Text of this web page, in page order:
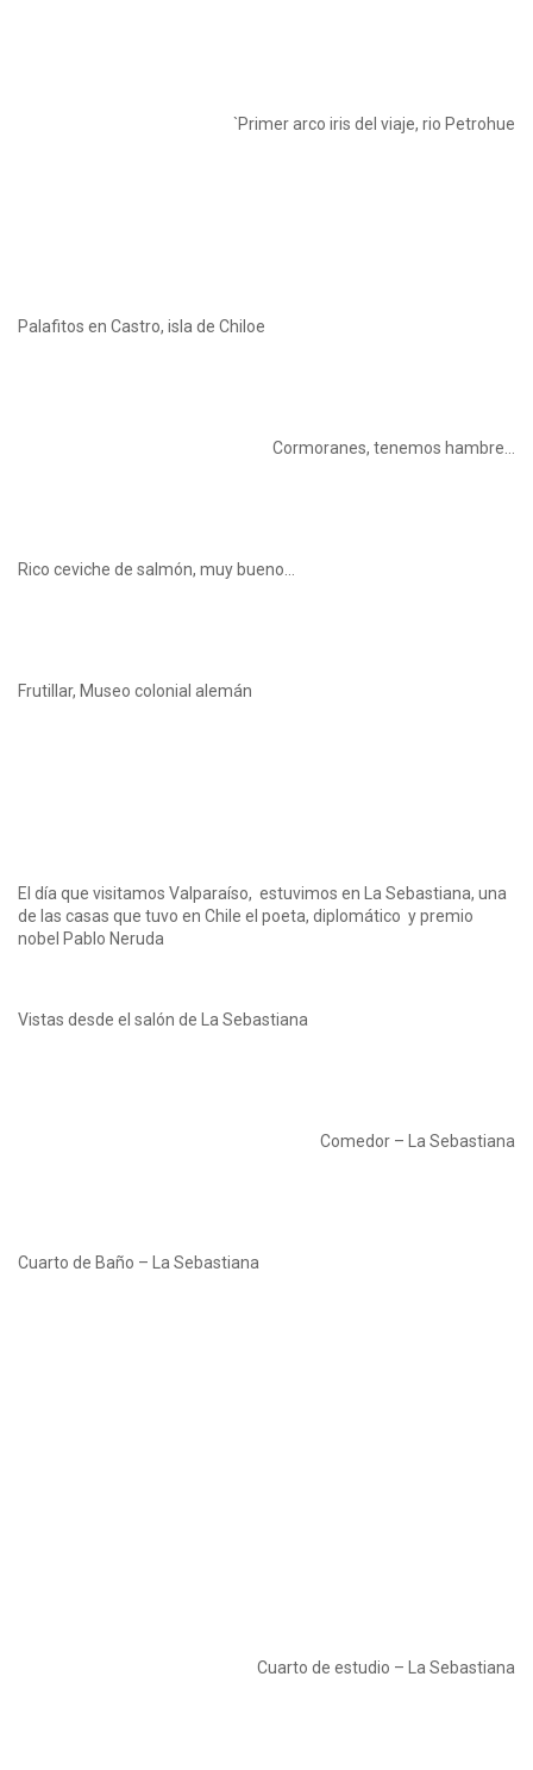
`Primer arco iris del viaje, rio Petrohue
Palafitos en Castro, isla de Chiloe
Cormoranes, tenemos hambre…
Rico ceviche de salmón, muy bueno…
Frutillar, Museo colonial alemán
El día que visitamos Valparaíso, estuvimos en La Sebastiana, una
de las casas que tuvo en Chile el poeta, diplomático y premio
nobel Pablo Neruda
Vistas desde el salón de La Sebastiana
Comedor – La Sebastiana
Cuarto de Baño – La Sebastiana
Cuarto de estudio – La Sebastiana